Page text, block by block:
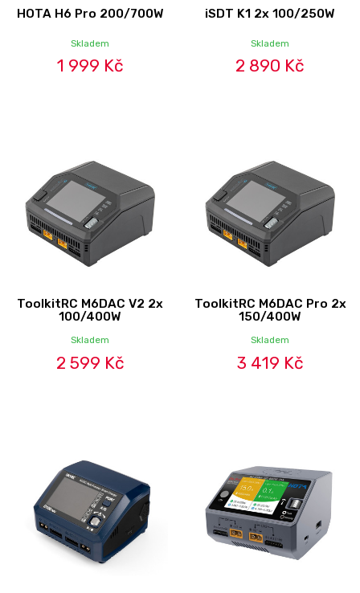
HOTA H6 Pro 200/700W
Skladem
1 999 Kč
iSDT K1 2x 100/250W
Skladem
2 890 Kč
ToolkitRC M6DAC V2 2x
100/400W
Skladem
2 599 Kč
ToolkitRC M6DAC Pro 2x
150/400W
Skladem
3 419 Kč